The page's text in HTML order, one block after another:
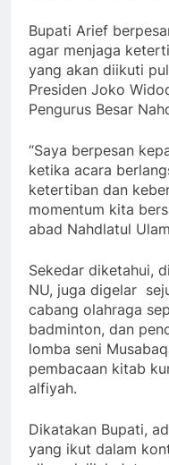
Bupati Arief
agar menjaga
yang akan diikuti
Presiden Joko
Pengurus Besar
“Saya berpesan
ketika acara
ketertiban dan
momentum kita
abad Nahdlatul
Sekedar diketahui,
NU, juga digelar
cabang olahraga
badminton, dan
lomba seni
pembacaan kitab
alfiyah.
Dikatakan Bupati,
yang ikut dalam